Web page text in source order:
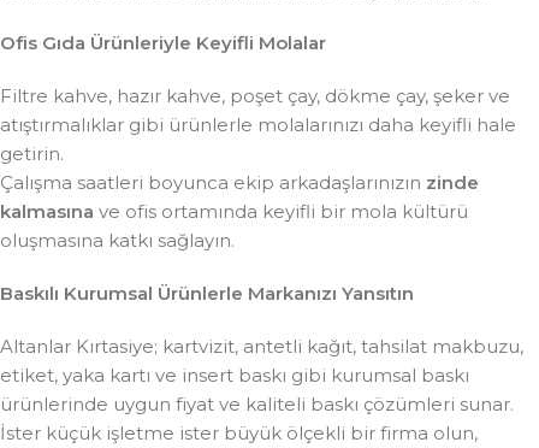
Ofis Gıda Ürünleriyle Keyifli Molalar
Filtre kahve, hazır kahve, poşet çay, dökme çay, şeker ve
atıştırmalıklar gibi ürünlerle molalarınızı daha keyifli hale
getirin.
Çalışma saatleri boyunca ekip arkadaşlarınızın zinde
kalmasına ve ofis ortamında keyifli bir mola kültürü
oluşmasına katkı sağlayın.
Baskılı Kurumsal Ürünlerle Markanızı Yansıtın
Altanlar Kırtasiye; kartvizit, antetli kağıt, tahsilat makbuzu,
etiket, yaka kartı ve insert baskı gibi kurumsal baskı
ürünlerinde uygun fiyat ve kaliteli baskı çözümleri sunar.
İster küçük işletme ister büyük ölçekli bir firma olun,